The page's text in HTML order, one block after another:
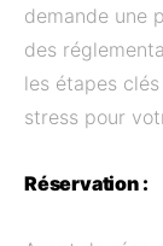
demande une
des
les étapes
stress pour
Réservation :